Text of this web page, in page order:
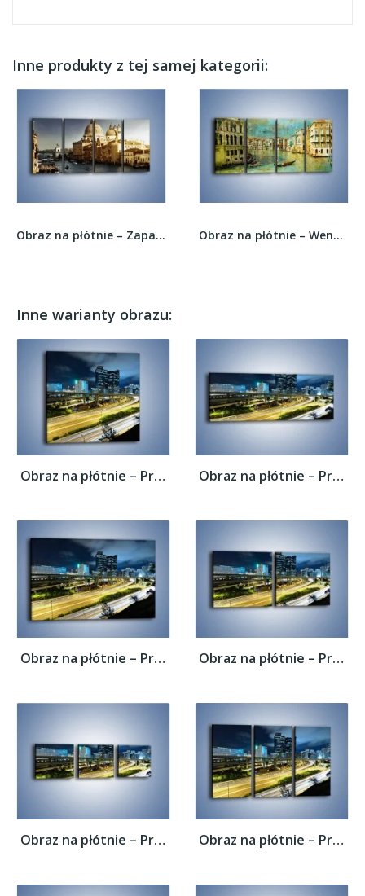
Inne produkty z tej samej kategorii:
Obraz na płótnie – Zapadający zmrok na Wenecją... Obraz na płótnie – Weneckie lato w stylu...
Inne warianty obrazu:
Obraz na płótnie – Przedmieście miasta... Obraz na płótnie – Przedmieście miasta...
Obraz na płótnie – Przedmieście miasta... Obraz na płótnie – Przedmieście miasta...
Obraz na płótnie – Przedmieście miasta... Obraz na płótnie – Przedmieście miasta...